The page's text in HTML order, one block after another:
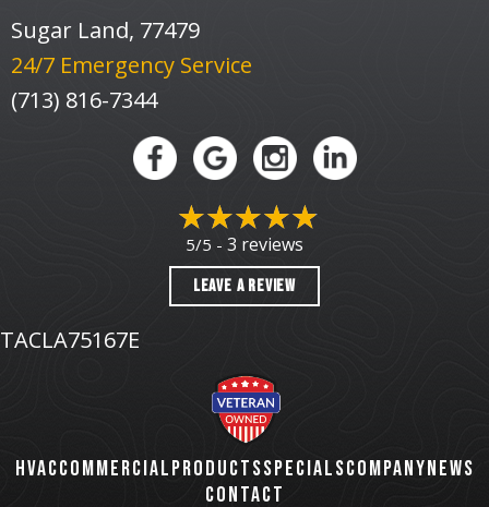
Sugar Land, 77479
24/7 Emergency Service
(713) 816-7344
5/5 - 3 reviews
LEAVE A REVIEW
TACLA75167E
HVACCOMMERCIALPRODUCTSSPECIALSCOMPANYNEWS
CONTACT